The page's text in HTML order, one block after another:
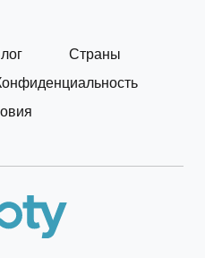
Страны